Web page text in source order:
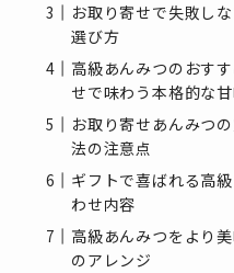
お取り寄せで失敗し
選び方
高級あんみつのおす
せで味わう本格的な甘
お取り寄せあんみつ
法の注意点
ギフトで喜ばれる高
わせ内容
高級あんみつをより
のアレンジ